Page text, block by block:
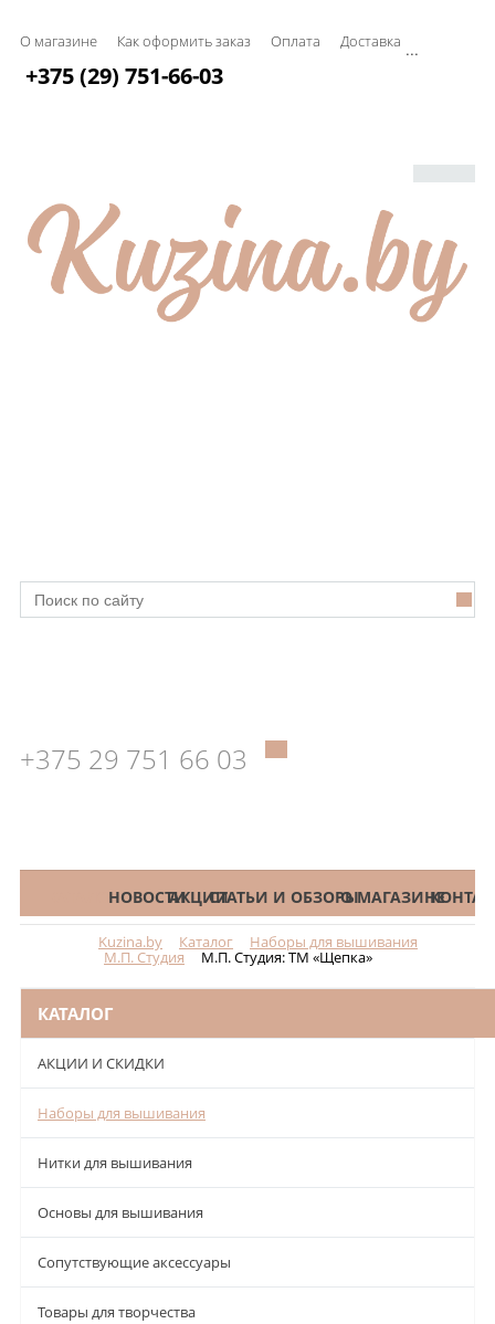
О магазине Как оформить заказ Оплата Доставка ...
+375 (29) 751-66-03
+375 29 751 66 03
КАТАЛОГНОВОСТИАКЦИИСТАТЬИ И ОБЗОРЫО МАГАЗИНЕ
Kuzina.by Каталог Наборы для вышивания
М.П. Студия М.П. Студия: ТМ «Щепка»
КАТАЛОГ
АКЦИИ И СКИДКИ
Наборы для вышивания
Нитки для вышивания
Основы для вышивания
Сопутствующие аксессуары
Товары для творчества